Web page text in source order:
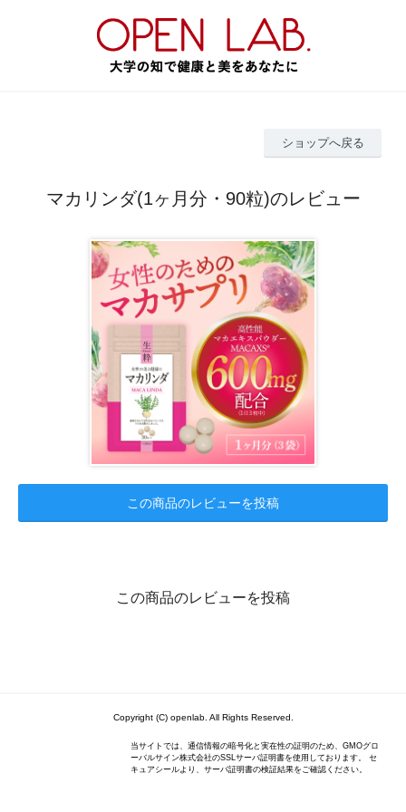
ショップへ戻る
マカリンダ(1ヶ月分・90粒)のレビュー
この商品のレビューを投稿
この商品のレビューを投稿
Copyright (C) openlab. All Rights Reserved.
当サイトでは、通信情報の暗号化と実在性の証明のため、GMOグロ
ーバルサイン株式会社のSSLサーバ証明書を使用しております。 セ
キュアシールより、サーバ証明書の検証結果をご確認ください。